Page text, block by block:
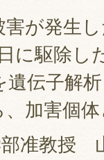
が発生
に駆除し
伝子解
加害個
部准教